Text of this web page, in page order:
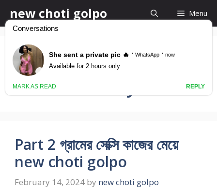
to
content
new choti golpo Menu
Kajer Meyeke
Chodar Story
Part 2 গ্রামের সেক্সি কাজের মেয়ে
new choti golpo
February 14, 2024 by new choti golpo